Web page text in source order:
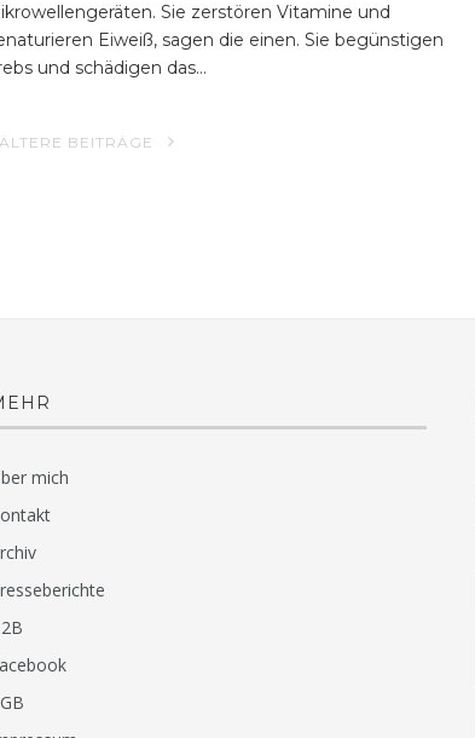
Sie zerstören Vitamine und
Eiweiß, sagen die einen. Sie begünstigen
und schädigen das…
ÄLTERE BEITRÄGE
mich